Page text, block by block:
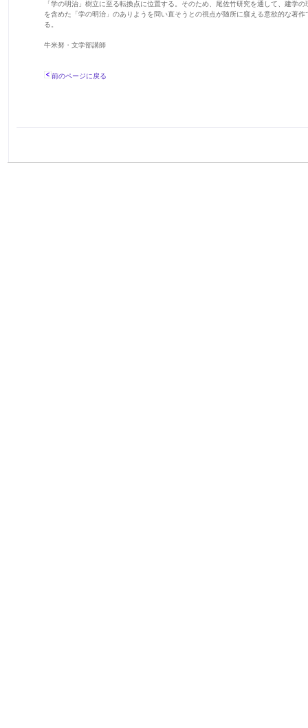
「学の明治」樹立に至る転換点に位置する。そのため、尾佐竹研究を通して、建学の
を含めた「学の明治」のありようを問い直そうとの視点が随所に窺える意欲的な著作
る。
牛米努・文学部講師
前のページに戻る